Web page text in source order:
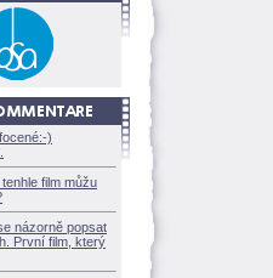
)
film můžu
názorně popsat
První film, který